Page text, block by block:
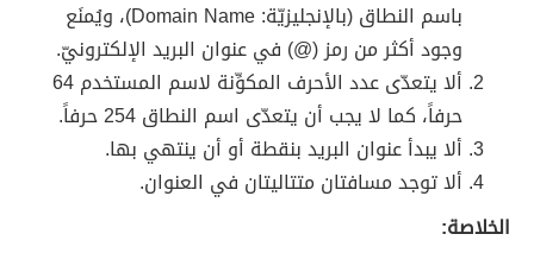
باسم النطاق (بالإنجليزيّة: Domain Name)، ويُمنَع
وجود أكثر من رمز (@) في عنوان البريد الإلكترونيّ.
ألا يتعدّى عدد الأحرف المكوِّنة لاسم المستخدم 64
حرفاً، كما لا يجب أن يتعدّى اسم النطاق 254 حرفاً.
ألا يبدأ عنوان البريد بنقطة أو أن ينتهي بها.
ألا توجد مسافتان متتاليتان في العنوان.
الخلاصة: